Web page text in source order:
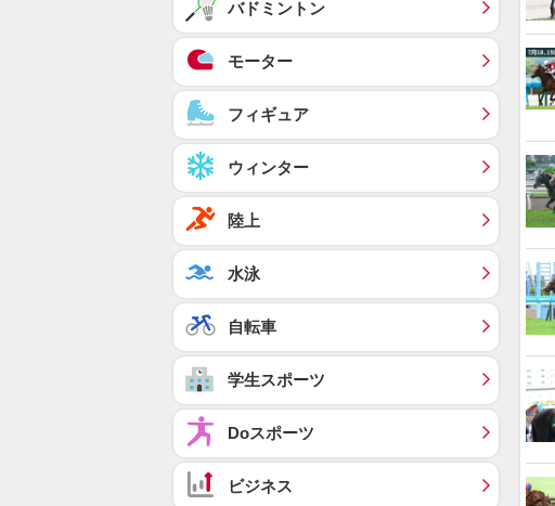
バドミントン
モーター
フィギュア
ウィンター
陸上
水泳
自転車
学生スポーツ
Doスポーツ
ビジネス